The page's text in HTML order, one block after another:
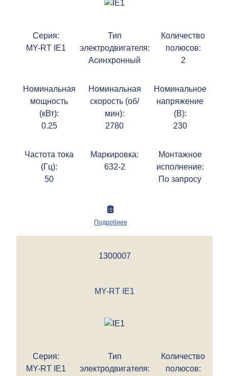
Серия:
MY-RT IE1
Тип
электродвигателя:
Асинхронный
Количество
полюсов:
2
Номинальная
мощность
(кВт):
0.25
Номинальная
скорость (об/
мин):
2780
Номинальное
напряжение
(В):
230
Частота тока
(Гц):
50
Маркировка:
632-2
Монтажное
исполнение:
По запросу
Подробнее
1300007
MY-RT IE1
Серия:
MY-RT IE1
Тип
электродвигателя:
Количество
полюсов: